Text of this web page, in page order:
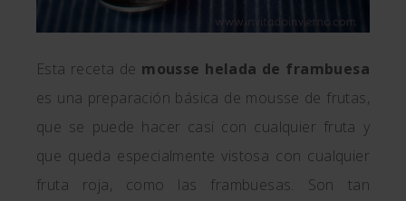
Esta receta de mousse helada de frambuesa
es una preparación básica de mousse de frutas,
que se puede hacer casi con cualquier fruta y
que queda especialmente vistosa con cualquier
fruta roja, como las frambuesas. Son tan